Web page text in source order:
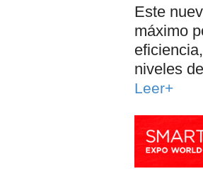
Este
máximo
niveles
Leer+